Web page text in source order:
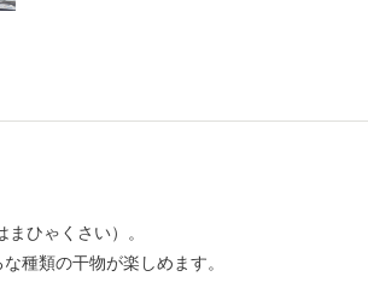
ひゃくさい）。
種類の干物が楽しめます。